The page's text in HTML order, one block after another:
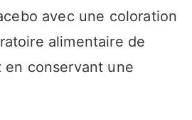
avec une coloration
alimentaire de
conservant une